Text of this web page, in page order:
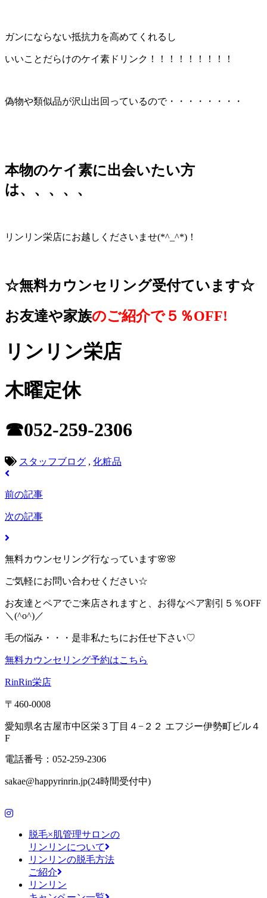
ガンにならない抵抗力を高めてくれるし
いいことだらけのケイ素ドリンク！！！！！！！！！
偽物や類似品が沢山出回っているので・・・・・・・・
本物のケイ素に出会いたい方
は、、、、、
リンリン栄店にお越しくださいませ(*^_^*)！
☆無料カウンセリング受付ています☆
お友達や家族のご紹介で５％OFF!
リンリン栄店
木曜定休
☎052-259-2306
スタッフブログ , 化粧品
前の記事
次の記事
無料カウンセリング行なっています🌸🌸
ご気軽にお問い合わせください☆
お友達とペアでご来店されますと、お得なペア割引５％OFF
＼(^o^)／
毛の悩み・・・是非私たちにお任せ下さい♡
無料カウンセリング予約はこちら
RinRin栄店
〒460-0008
愛知県名古屋市中区栄３丁目４−２２ エフジー伊勢町ビル４
F
電話番号：052-259-2306
sakae@happyrinrin.jp(24時間受付中)
脱毛×肌管理サロンの
リンリンについて
リンリンの脱毛方法
ご紹介
リンリン